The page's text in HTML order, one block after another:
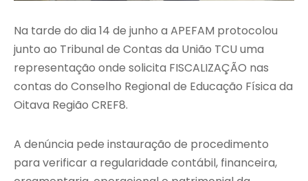
Na tarde do dia 14 de junho a APEFAM protocolou
junto ao Tribunal de Contas da União TCU uma
representação onde solicita FISCALIZAÇÃO nas
contas do Conselho Regional de Educação Física da
Oitava Região CREF8.
A denúncia pede instauração de procedimento
para verificar a regularidade contábil, financeira,